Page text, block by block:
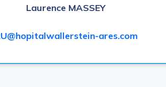
Laurence MASSEY
ares.com